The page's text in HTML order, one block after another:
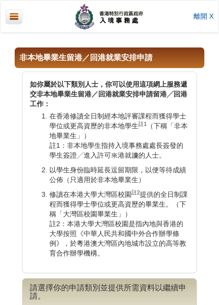
離開 X
非本地畢業生留港／回港就業安排申請
如你屬於以下類別人士，你可以使用這項網上服務遞
交非本地畢業生留港／回港就業安排申請留港╱回港
工作：
在香港修讀全日制經本地評審課程而獲得學士
學位或更高資歷的非本地學生註1
（下稱「非本
地畢業生」）
註1：非本地學生指持入境事務處處長簽發的
學生簽證╱進入許可來港就讀的人士。
以學生身份臨時延長逗留期限，以便等待成績
公佈（只適用於非本地畢業生）
修讀在本港大學大灣區校園註2提供的全日制課
程而獲得學士學位或更高資歷的畢業生。（下
稱「大灣區校園畢業生」）
註2：本港大學大灣區校園是指內地與香港的
大學按照《中華人民共和國中外合作辦學條
例》，於粵港澳大灣區內地城市設立的高等教
育合作辦學機構。
請選擇你的申請類別並提供所需資料以繼續申
請。